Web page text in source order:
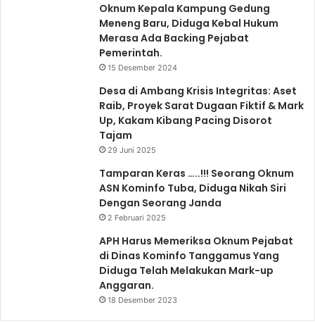
Oknum Kepala Kampung Gedung
Meneng Baru, Diduga Kebal Hukum
Merasa Ada Backing Pejabat
Pemerintah.
15 Desember 2024
Desa di Ambang Krisis Integritas: Aset
Raib, Proyek Sarat Dugaan Fiktif & Mark
Up, Kakam Kibang Pacing Disorot
Tajam
29 Juni 2025
Tamparan Keras …..!!! Seorang Oknum
ASN Kominfo Tuba, Diduga Nikah Siri
Dengan Seorang Janda
2 Februari 2025
APH Harus Memeriksa Oknum Pejabat
di Dinas Kominfo Tanggamus Yang
Diduga Telah Melakukan Mark-up
Anggaran.
18 Desember 2023